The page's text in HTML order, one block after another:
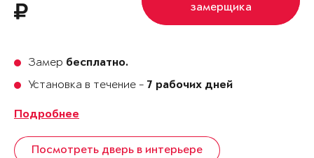
замерщика
Замер бесплатно.
Установка в течение - 7 рабочих дней
Подробнее
Посмотреть дверь в интерьере